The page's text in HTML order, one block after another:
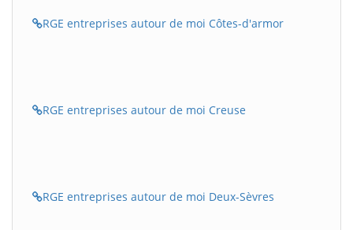
RGE entreprises autour de moi Côtes-d'armor
RGE entreprises autour de moi Creuse
RGE entreprises autour de moi Deux-Sèvres